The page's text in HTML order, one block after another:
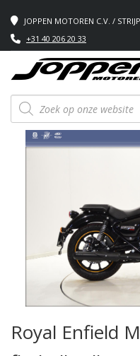
JOPPEN MOTOREN C.V. /
+31 40 206 20 33
Producten
zoeken
Royal Enfield